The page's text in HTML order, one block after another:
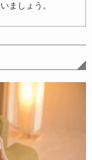
ましょう。